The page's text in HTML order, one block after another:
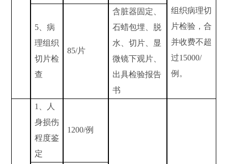
组织病理切
片检验，合
并收费不超
过15000/
例。
5 、病
理组织
切片检
查
85/片
含脏器固定、
石蜡包埋、脱
水、切片、显
微镜下观片、
出具检验报告
书
1
、人
身损伤
程度鉴
定
1200/例